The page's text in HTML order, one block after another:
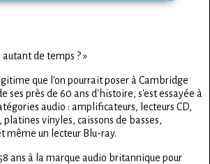
autant de temps ? »
que l'on pourrait poser à Cambridge
ses près de 60 ans d'histoire, s'est essayée à
audio : amplificateurs, lecteurs CD,
vinyles, caissons de basses,
même un lecteur Blu-ray.
ans à la marque audio britannique pour